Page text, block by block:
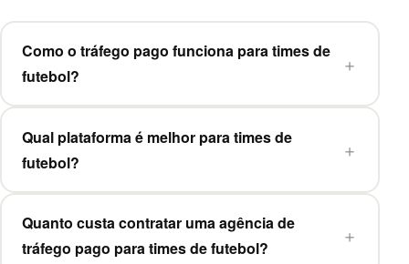
Como o tráfego pago funciona para times de
futebol?
Qual plataforma é melhor para times de
futebol?
Quanto custa contratar uma agência de
tráfego pago para times de futebol?